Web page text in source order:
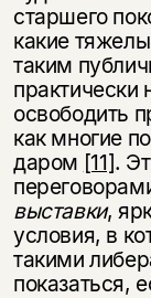
старшего
какие
таким
практически
освободить
как многие
даром [11].
выставки,
условия, в
такими
показаться,